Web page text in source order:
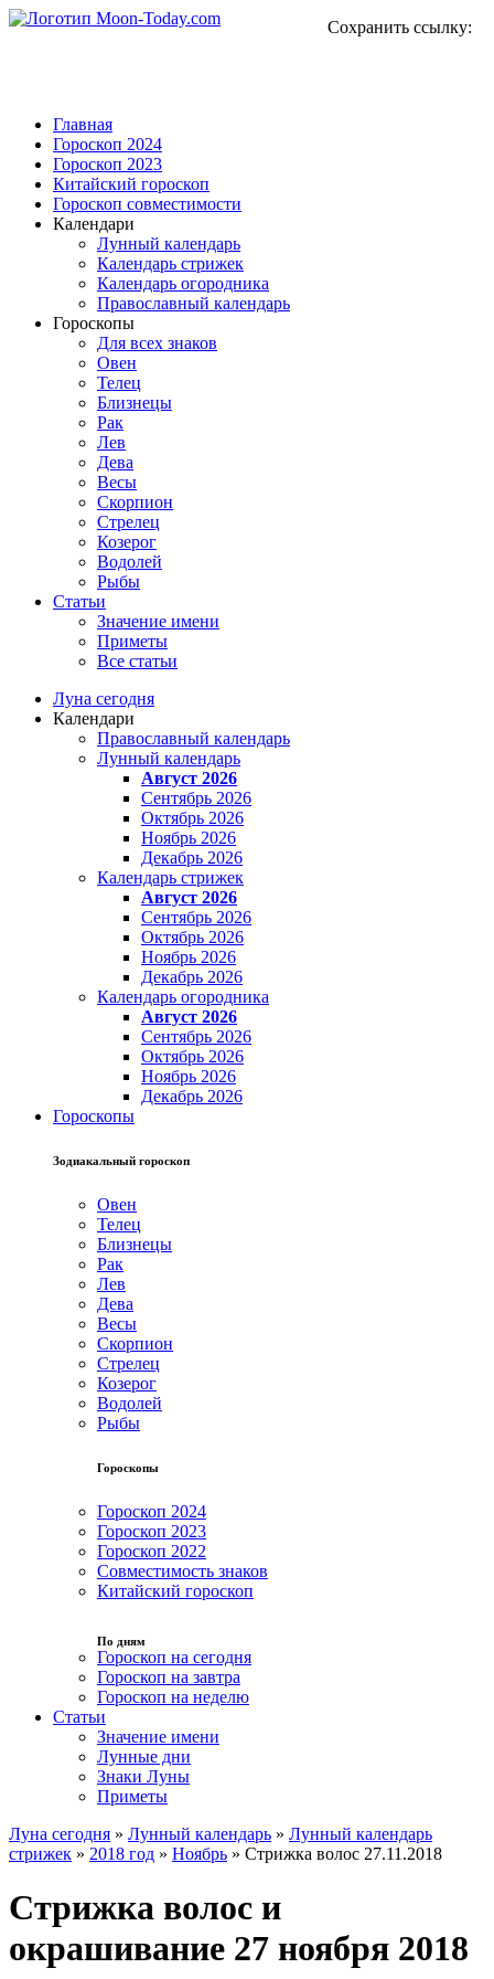
Сохранить ссылку:
Главная
Гороскоп 2024
Гороскоп 2023
Китайский гороскоп
Гороскоп совместимости
Календари
Лунный календарь
Календарь стрижек
Календарь огородника
Православный календарь
Гороскопы
Для всех знаков
Овен
Телец
Близнецы
Рак
Лев
Дева
Весы
Скорпион
Стрелец
Козерог
Водолей
Рыбы
Статьи
Значение имени
Приметы
Все статьи
Луна сегодня
Календари
Православный календарь
Лунный календарь
Август 2026
Сентябрь 2026
Октябрь 2026
Ноябрь 2026
Декабрь 2026
Календарь стрижек
Август 2026
Сентябрь 2026
Октябрь 2026
Ноябрь 2026
Декабрь 2026
Календарь огородника
Август 2026
Сентябрь 2026
Октябрь 2026
Ноябрь 2026
Декабрь 2026
Гороскопы
Зодиакальный гороскоп
Овен
Телец
Близнецы
Рак
Лев
Дева
Весы
Скорпион
Стрелец
Козерог
Водолей
Рыбы
Гороскопы
Гороскоп 2024
Гороскоп 2023
Гороскоп 2022
Совместимость знаков
Китайский гороскоп
По дням
Гороскоп на сегодня
Гороскоп на завтра
Гороскоп на неделю
Статьи
Значение имени
Лунные дни
Знаки Луны
Приметы
Луна сегодня » Лунный календарь » Лунный календарь
стрижек » 2018 год » Ноябрь » Стрижка волос 27.11.2018
Стрижка волос и
окрашивание 27 ноября 2018